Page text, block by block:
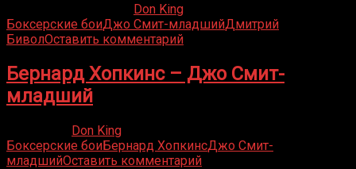
Don King
Боксерские боиДжо Смит-младшийДмитрий
БиволОставить комментарий
Бернард Хопкинс – Джо Смит-
младший
Don King
Боксерские боиБернард ХопкинсДжо Смит-
младшийОставить комментарий